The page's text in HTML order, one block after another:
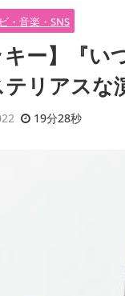
・音楽・SNS
キー】『
テリアス
19分28秒